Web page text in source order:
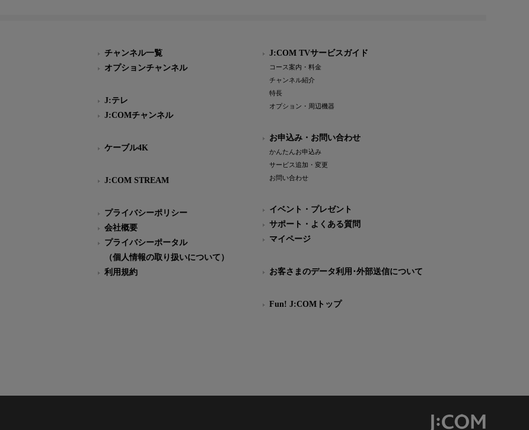
チャンネル一覧
オプションチャンネル
J:テレ
J:COMチャンネル
ケーブル4K
J:COM STREAM
プライバシーポリシー
会社概要
プライバシーポータル
（個人情報の取り扱いについて）
利用規約
J:COM TVサービスガイド
コース案内・料金
チャンネル紹介
特長
オプション・周辺機器
お申込み・お問い合わせ
かんたんお申込み
サービス追加・変更
お問い合わせ
イベント・プレゼント
サポート・よくある質問
マイページ
お客さまのデータ利用･外部送信について
Fun! J:COMトップ